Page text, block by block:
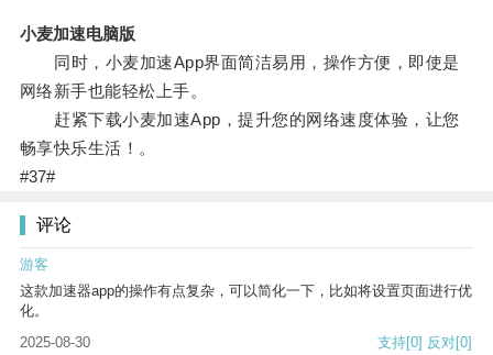
小麦加速电脑版
同时，小麦加速App界面简洁易用，操作方便，即使是
网络新手也能轻松上手。
赶紧下载小麦加速App，提升您的网络速度体验，让您
畅享快乐生活！。
#37#
评论
游客
这款加速器app的操作有点复杂，可以简化一下，比如将设置页面进行优
化。
2025-08-30
支持[0] 反对[0]